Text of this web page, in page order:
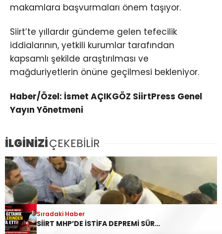
makamlara başvurmaları önem taşıyor.
Siirt’te yıllardır gündeme gelen tefecilik
iddialarının, yetkili kurumlar tarafından
kapsamlı şekilde araştırılması ve
mağduriyetlerin önüne geçilmesi bekleniyor.
Haber/Özel: İsmet AÇIKGÖZ SiirtPress Genel
Yayın Yönetmeni
İLGİNİZİÇEKEBİLİR
Sıradaki Haber
SİİRT MHP’DE İSTİFA DEPREMİ SÜRÜYOR: YAVUZ ÖZTANIK GÖREVLERİNDEN AYRILDI